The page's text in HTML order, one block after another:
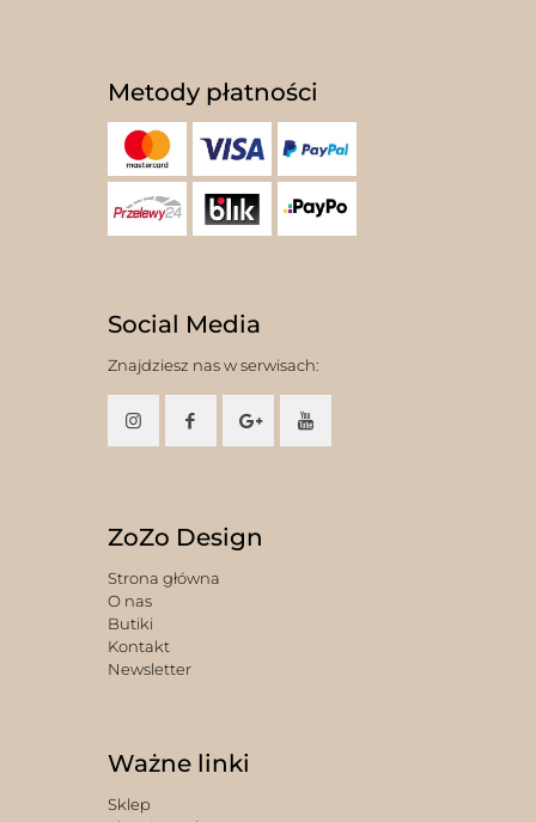
Metody płatności
Social Media
Znajdziesz nas w serwisach:
ZoZo Design
Strona główna
O nas
Butiki
Kontakt
Newsletter
Ważne linki
Sklep